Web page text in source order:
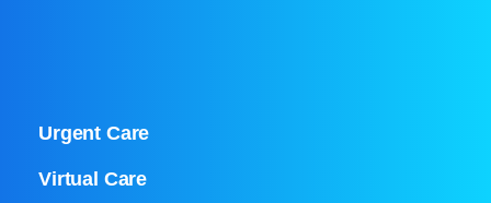
Urgent Care
Virtual Care